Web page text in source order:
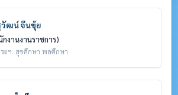
ฒน์ จีนขุ้ย
งานงานราชการ)
ะฯ: สุขศึกษา พลศึกษา